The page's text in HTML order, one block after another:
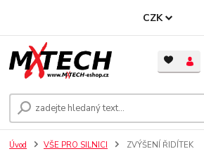
CZK
Úvod VŠE PRO SILNICI ZVÝŠENÍ ŘIDÍTEK